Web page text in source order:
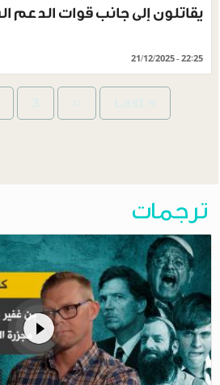
يقاتلون إلى جانب قوات الدعم
21/12/2025 - 22:25
page page
ترجمات